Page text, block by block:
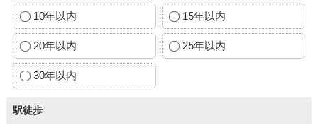
10年以内 15年以内
20年以内 25年以内
30年以内
駅徒歩